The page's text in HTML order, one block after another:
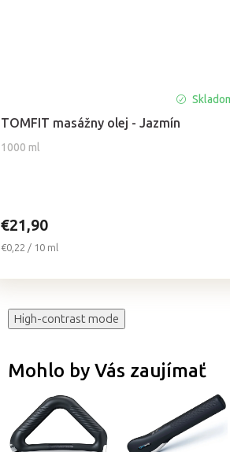
TOMFIT masážny olej - Jazmín
1000 ml
€21,90
Jednotková
€0,22 / 10 ml
High-contrast mode
Mohlo by Vás zaujímať